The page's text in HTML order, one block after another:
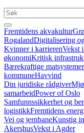
Fremtidens akvakultur
RogalandDigitalisering
Kvinner i karrierenVekst
økonomiKritisk
Bærekraftige matsystemer
kommuneHavvind
Din juridiske rådgiver
samarbeidPower of Oslo
Samfunnssikkerhet og
logistikkFremtidens
Vei og jernbaneKunstig
AkershusVekst i Agder